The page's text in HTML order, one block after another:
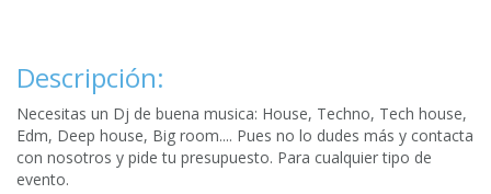
Descripción:
Necesitas un Dj de buena musica: House, Techno, Tech house,
Edm, Deep house, Big room.... Pues no lo dudes más y contacta
con nosotros y pide tu presupuesto. Para cualquier tipo de
evento.